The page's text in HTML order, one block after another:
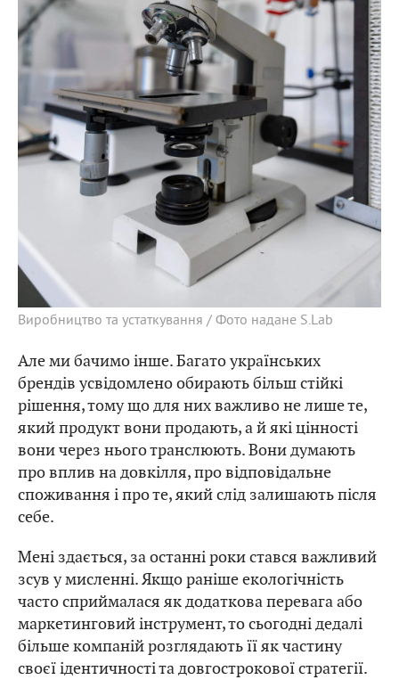
Виробництво та устаткування / Фото надане S.Lab
Але ми бачимо інше. Багато українських
брендів усвідомлено обирають більш стійкі
рішення, тому що для них важливо не лише те,
який продукт вони продають, а й які цінності
вони через нього транслюють. Вони думають
про вплив на довкілля, про відповідальне
споживання і про те, який слід залишають після
себе.
Мені здається, за останні роки стався важливий
зсув у мисленні. Якщо раніше екологічність
часто сприймалася як додаткова перевага або
маркетинговий інструмент, то сьогодні дедалі
більше компаній розглядають її як частину
своєї ідентичності та довгострокової стратегії.